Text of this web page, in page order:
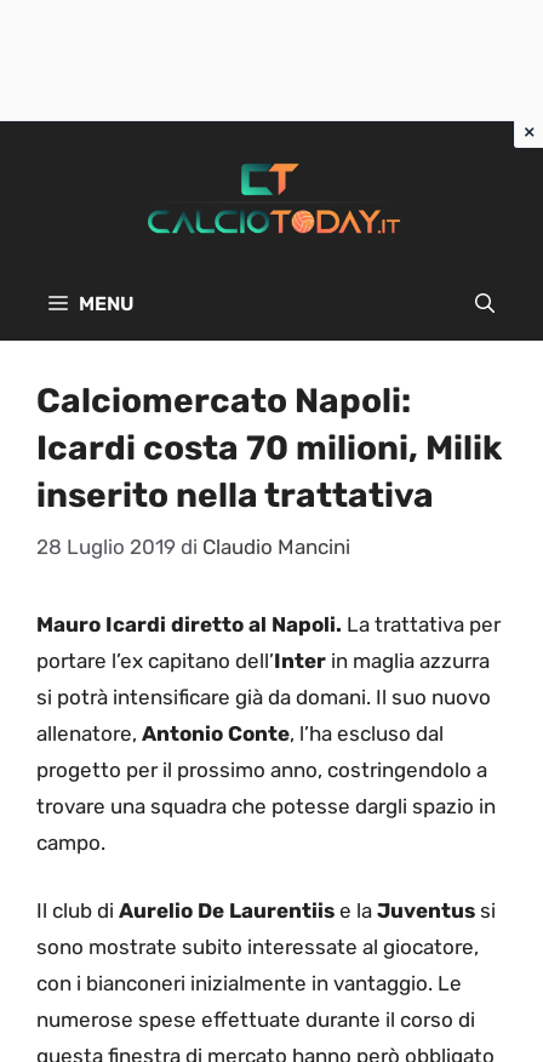
MENU
Calciomercato Napoli:
Icardi costa 70 milioni, Milik
inserito nella trattativa
28 Luglio 2019 di Claudio Mancini
Mauro Icardi diretto al Napoli. La trattativa per
portare l’ex capitano dell’Inter in maglia azzurra
si potrà intensificare già da domani. Il suo nuovo
allenatore, Antonio Conte, l’ha escluso dal
progetto per il prossimo anno, costringendolo a
trovare una squadra che potesse dargli spazio in
campo.
Il club di Aurelio De Laurentiis e la Juventus si
sono mostrate subito interessate al giocatore,
con i bianconeri inizialmente in vantaggio. Le
numerose spese effettuate durante il corso di
questa finestra di mercato hanno però obbligato